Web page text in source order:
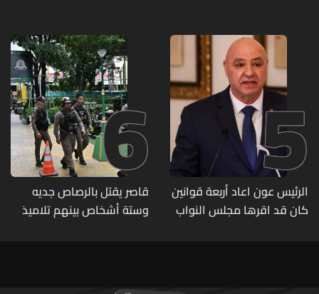
وقع ضحيّة أعماله؟
5
الرئيس عون اعاد أربعة قوانين
كان قد اقرها مجلس النواب
6
قاصر يقتل بالرصاص جديه
وستة أشخاص بينهم تلاميذ